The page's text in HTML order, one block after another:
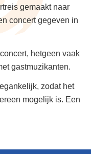
gemaakt naar
concert gegeven in
hetgeen vaak
gastmuzikanten.
zodat het
mogelijk is. Een